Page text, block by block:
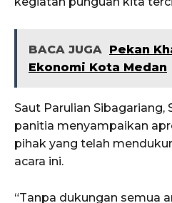
BACA JUGA
Pekan
Ekonomi Kota Medan
Saut Parulian Sibagariang,
panitia menyampaikan
pihak yang telah
acara ini.
“Tanpa dukungan semua